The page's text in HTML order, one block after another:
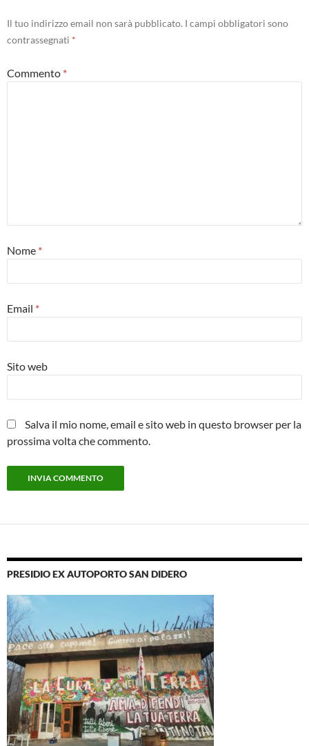
Il tuo indirizzo email non sarà pubblicato. I campi obbligatori sono
contrassegnati *
Commento *
Nome *
Email *
Sito web
Salva il mio nome, email e sito web in questo browser per la
prossima volta che commento.
PRESIDIO EX AUTOPORTO SAN DIDERO